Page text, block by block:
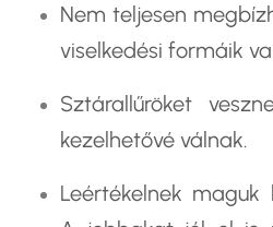
Nem teljesen
viselkedési formáik
Sztárallűröket
kezelhetővé válnak.
Leértékelnek maguk